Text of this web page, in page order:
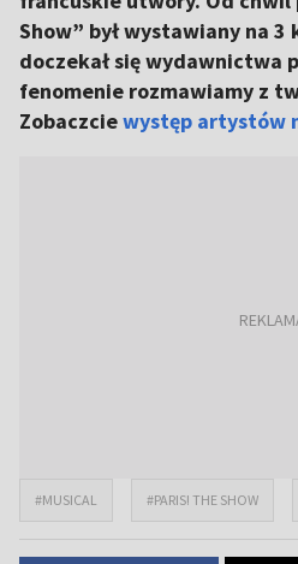
Show” był wystawiany na
doczekał się wydawnictwa
fenomenie rozmawiamy z
Zobaczciewystęp artystów
#MUSICAL #PARIS! THE SHOW